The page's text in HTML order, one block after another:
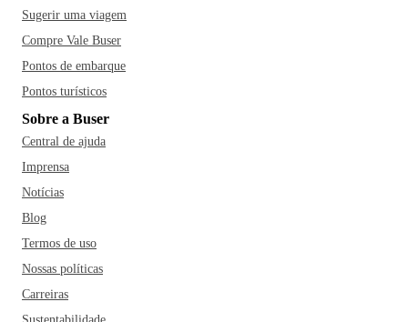
Sugerir uma viagem
Compre Vale Buser
Pontos de embarque
Pontos turísticos
Sobre a Buser
Central de ajuda
Imprensa
Notícias
Blog
Termos de uso
Nossas políticas
Carreiras